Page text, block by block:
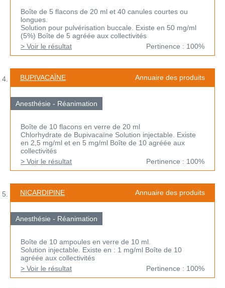
Boîte de 5 flacons de 20 ml et 40 canules courtes ou
longues.
Solution pour pulvérisation buccale. Existe en 50 mg/ml
(5%) Boîte de 5 agréée aux collectivités
> Voir le résultat
Pertinence : 100%
BUPIVACAÏNE Annuaire des produits
Anesthésie - Réanimation
Boîte de 10 flacons en verre de 20 ml
Chlorhydrate de Bupivacaïne Solution injectable. Existe
en 2,5 mg/ml et en 5 mg/ml Boîte de 10 agréée aux
collectivités
> Voir le résultat
Pertinence : 100%
NICARDIPINE Annuaire des produits
Anesthésie - Réanimation
Boîte de 10 ampoules en verre de 10 ml.
Solution injectable. Existe en : 1 mg/ml Boîte de 10
agréée aux collectivités
> Voir le résultat
Pertinence : 100%